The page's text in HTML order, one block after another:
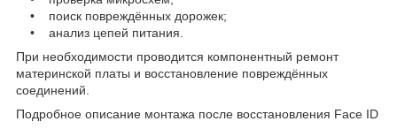
• поиск повреждённых дорожек;
• анализ цепей питания.
При необходимости проводится компонентный ремонт
материнской платы и восстановление повреждённых
соединений.
Подробное описание монтажа после восстановления Face ID